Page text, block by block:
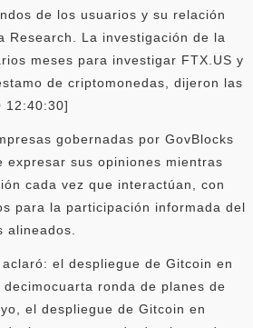
de los usuarios y su relación
Research. La investigación de la
meses para investigar FTX.US y
de criptomonedas, dijeron las
12:40:30]
gobernadas por GovBlocks
expresar sus opiniones mientras
cada vez que interactúan, con
para la participación informada del
alineados.
el despliegue de Gitcoin en
ronda de planes de
el despliegue de Gitcoin en